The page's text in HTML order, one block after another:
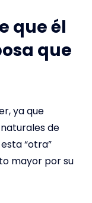
que él
que
ya que
de
“otra”
mayor por su